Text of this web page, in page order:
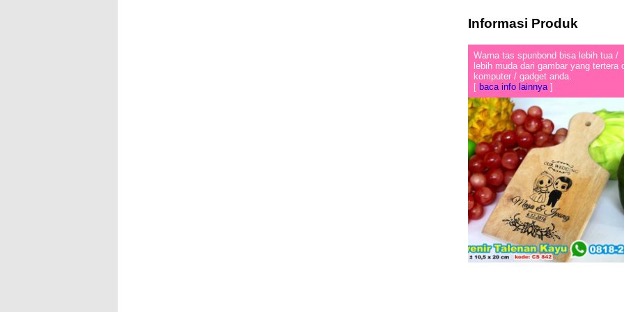
Informasi Produk
Warna tas spunbond bisa lebih tua /
lebih muda dari gambar yang tertera
komputer / gadget anda.
[ baca info lainnya ]